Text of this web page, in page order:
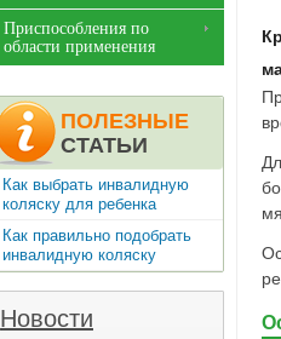
Приспособления по
области применения
ПОЛЕЗНЫЕ
СТАТЬИ
Как выбрать инвалидную
коляску для ребенка
Как правильно подобрать
инвалидную коляску
Новости